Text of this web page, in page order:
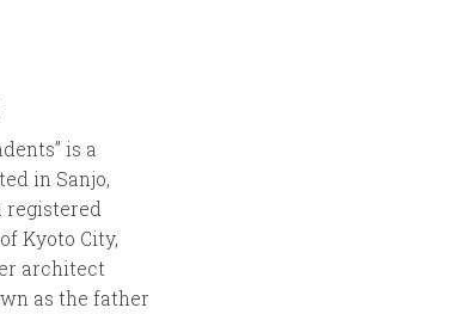
is a
in Sanjo,
registered
Kyoto City,
architect
as the father